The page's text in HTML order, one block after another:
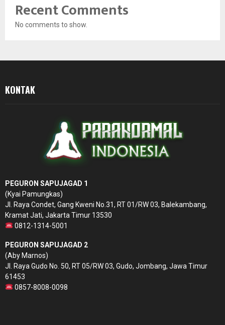
Recent Comments
No comments to show.
KONTAK
PEGURON SAPUJAGAD 1
(Kyai Pamungkas)
Jl. Raya Condet, Gang Kweni No.31, RT 01/RW 03, Balekambang,
Kramat Jati, Jakarta Timur 13530
0812-1314-5001
PEGURON SAPUJAGAD 2
(Aby Marnos)
Jl. Raya Gudo No. 50, RT 05/RW 03, Gudo, Jombang, Jawa Timur
61453
0857-8008-0098